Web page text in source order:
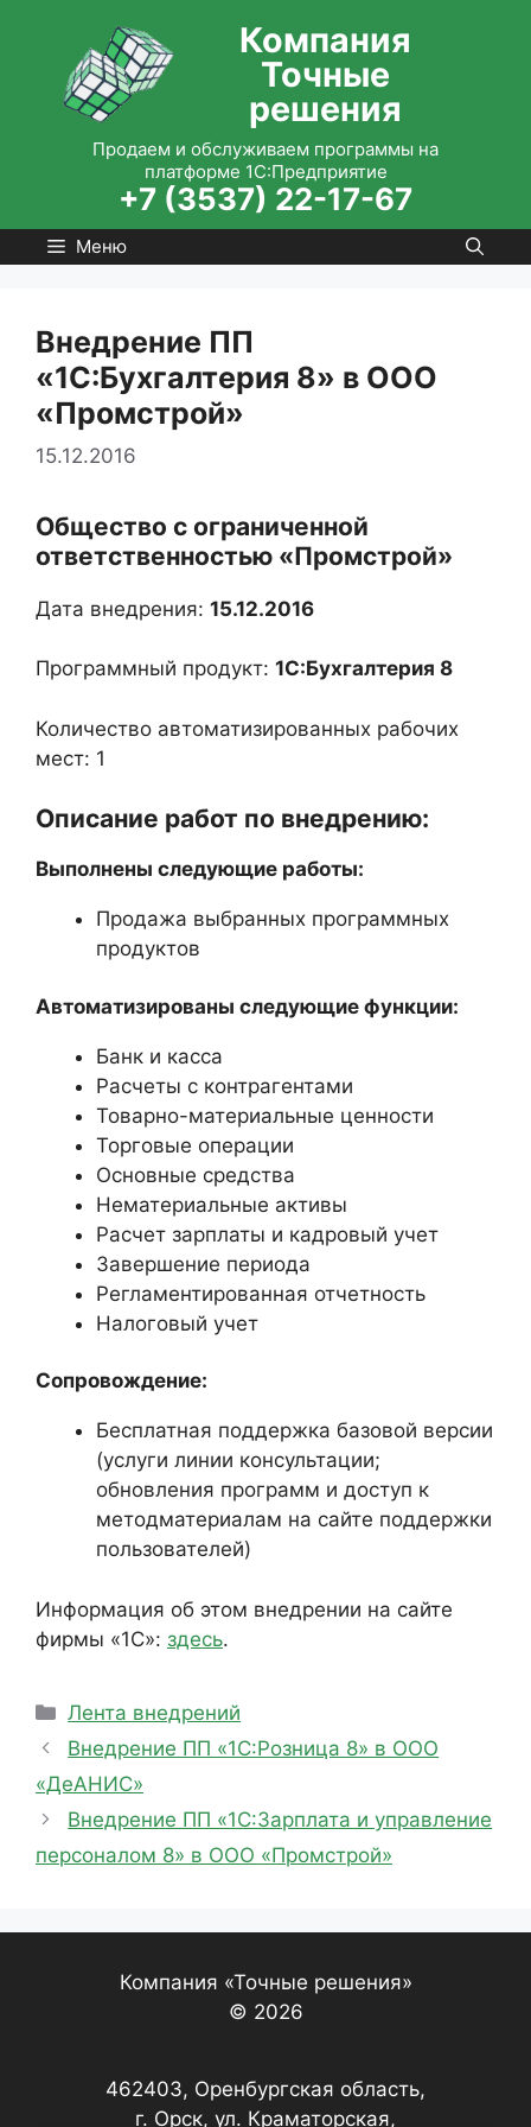
содержимому
Компания
Точные
решения
Продаем и обслуживаем программы на
платформе 1С:Предприятие
+7 (3537) 22-17-67
Меню
Внедрение ПП
«1С:Бухгалтерия 8» в ООО
«Промстрой»
15.12.2016
Общество с ограниченной
ответственностью «Промстрой»
Дата внедрения: 15.12.2016
Программный продукт: 1С:Бухгалтерия 8
Количество автоматизированных рабочих
мест: 1
Описание работ по внедрению:
Выполнены следующие работы:
Продажа выбранных программных
продуктов
Автоматизированы следующие функции:
Банк и касса
Расчеты с контрагентами
Товарно-материальные ценности
Торговые операции
Основные средства
Нематериальные активы
Расчет зарплаты и кадровый учет
Завершение периода
Регламентированная отчетность
Налоговый учет
Сопровождение:
Бесплатная поддержка базовой версии
(услуги линии консультации;
обновления программ и доступ к
методматериалам на сайте поддержки
пользователей)
Информация об этом внедрении на сайте
фирмы «1С»: здесь.
Рубрики
Лента внедрений
Внедрение ПП «1С:Розница 8» в ООО
«ДеАНИС»
Внедрение ПП «1С:Зарплата и управление
персоналом 8» в ООО «Промстрой»
Компания «Точные решения»
© 2026
462403, Оренбургская область,
г. Орск, ул. Краматорская,